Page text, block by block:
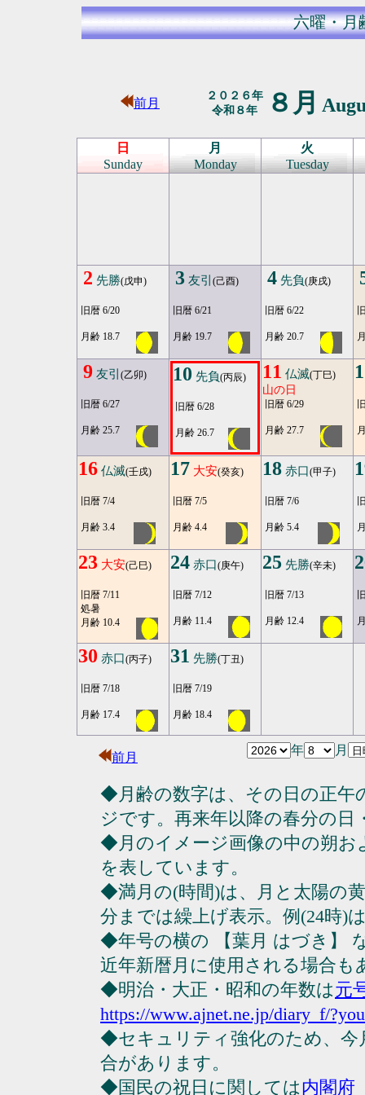
六曜・月
前月
２０２６年
令和８年
８月
日
Sunday
月
Monday
火
Tuesday
2 先勝(戊申)
旧暦 6/20
月齢 18.7
3 友引 (己酉)
旧暦 6/21
月齢 19.7
4 先負(庚戌)
旧暦 6/22
月齢 20.7
9 友引 (乙卯)
旧暦 6/27
月齢 25.7
10 先負(丙辰)
旧暦 6/28
月齢 26.7
11 仏滅(丁巳)
山の日
旧暦 6/29
月齢 27.7
16 仏滅(壬戌)
旧暦 7/4
月齢 3.4
17 大安(癸亥)
旧暦 7/5
月齢 4.4
18 赤口(甲子)
旧暦 7/6
月齢 5.4
23 大安(己巳)
旧暦 7/11
処暑
月齢 10.4
24 赤口(庚午)
旧暦 7/12
月齢 11.4
25 先勝(辛未)
旧暦 7/13
月齢 12.4
30 赤口(丙子)
旧暦 7/18
月齢 17.4
31 先勝(丁丑)
旧暦 7/19
月齢 18.4
前月
年 月
◆月齢の数字は、その日の正午
ジです。再来年以降の春分の日
◆月のイメージ画像の中の朔
を表しています。
◆満月の(時間)は、月と太陽の
分までは繰上げ表示。例(24時)
◆年号の横の 【葉月 はづき】
近年新暦月に使用される場合も
◆明治・大正・昭和の年数は元
https://www.ajnet.ne.jp/diary_f/
◆セキュリティ強化のため、今
合があります。
◆国民の祝日に関しては内閣府